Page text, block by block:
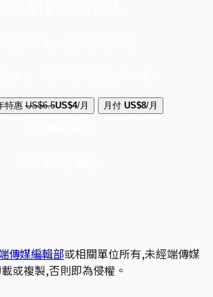
特惠 US$6.5US$4/月 月付 US$8/月
傳媒編輯部或相關單位所有,未經端傳媒
或複製,否則即為侵權。